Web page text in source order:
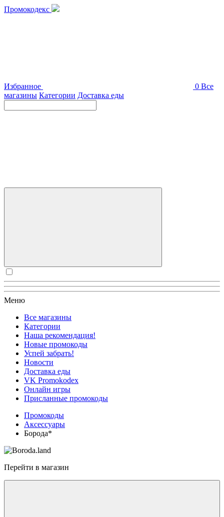
Промокодекс
Избранное 0 Все
магазины Категории Доставка еды
Меню
Все магазины
Категории
Наша рекомендация!
Новые промокоды
Успей забрать!
Новости
Доставка еды
VK Promokodex
Онлайн игры
Присланные промокоды
Промокоды
Аксессуары
Борода*
Перейти в магазин